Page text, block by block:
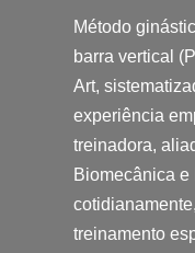
Método
barra vertical
Art,
experiência
treinadora,
Biomecânica
treinamento